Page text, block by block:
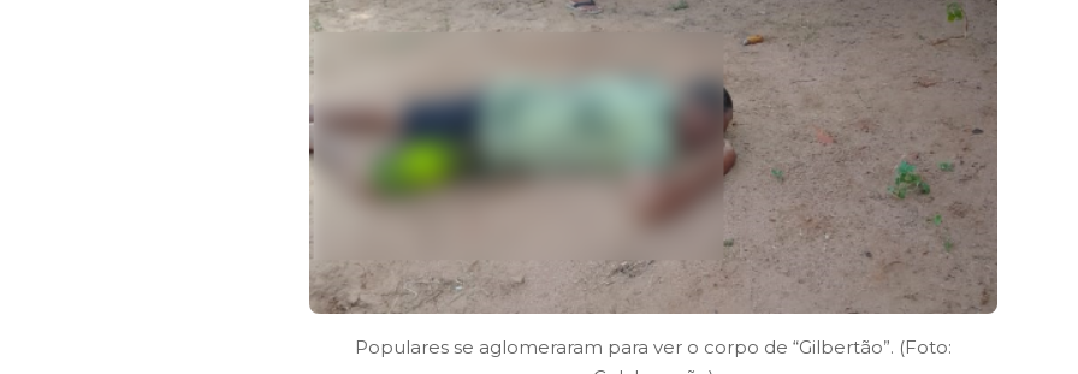
Populares se aglomeraram para ver o corpo de “Gilbertão”. (Foto: